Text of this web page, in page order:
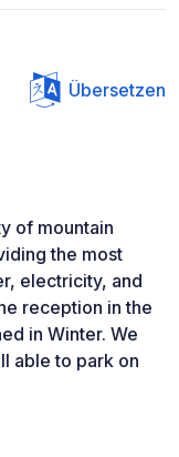
Übersetzen
of mountain
the most
electricity, and
reception in the
in Winter. We
able to park on